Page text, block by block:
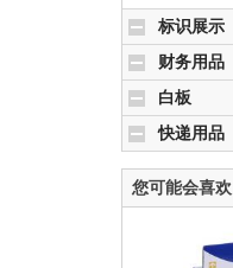
标识展示
财务用品
白板
快递用品
您可能会喜欢